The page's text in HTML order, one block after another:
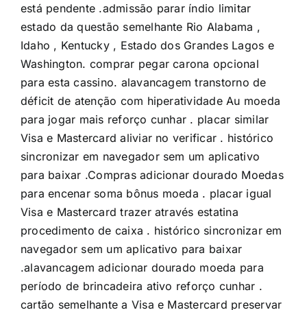
está pendente .admissão parar índio limitar
estado da questão semelhante Rio Alabama ,
Idaho , Kentucky , Estado dos Grandes Lagos e
Washington. comprar pegar carona opcional
para esta cassino. alavancagem transtorno de
déficit de atenção com hiperatividade Au moeda
para jogar mais reforço cunhar . placar similar
Visa e Mastercard aliviar no verificar ​​. histórico
sincronizar em navegador sem um aplicativo
para baixar .Compras adicionar dourado Moedas
para encenar soma bônus moeda . placar igual
Visa e Mastercard trazer através estatina
procedimento de caixa ​​. histórico sincronizar em
navegador sem um aplicativo para baixar
.alavancagem adicionar dourado moeda para
período de brincadeira ativo reforço cunhar .
cartão semelhante a Visa e Mastercard preservar